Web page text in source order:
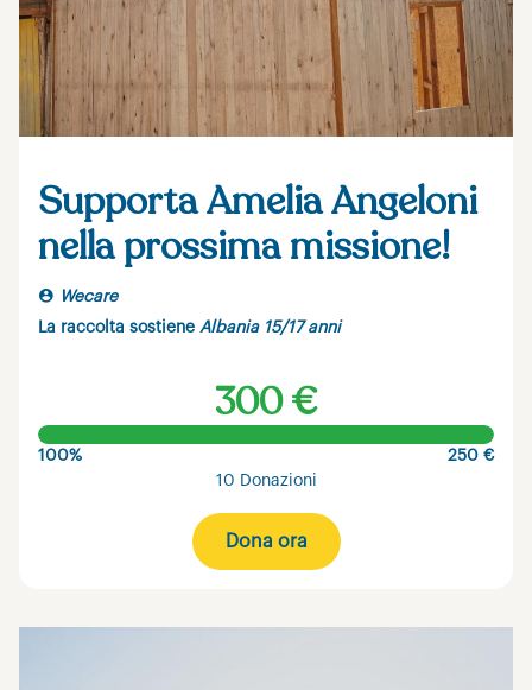
Supporta Amelia Angeloni
nella prossima missione!
Wecare
La raccolta sostiene Albania 15/17 anni
300 €
100%
250 €
10 Donazioni
Dona ora